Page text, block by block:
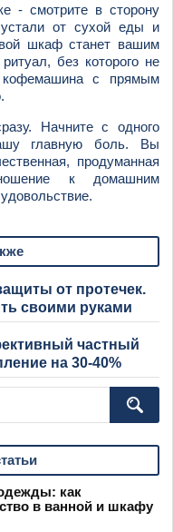
- смотрите в сторону
от сухой еды и
шкаф станет вашим
без которого не
кофемашина с прямым
Начните с одного
главную боль. Вы
продуманная
к домашним
от протечек.
своими руками
частный
на 30-40%
как
в ванной и шкафу